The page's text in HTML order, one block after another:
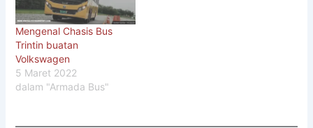
Mengenal Chasis Bus
Trintin buatan
Volkswagen
5 Maret 2022
dalam "Armada Bus"